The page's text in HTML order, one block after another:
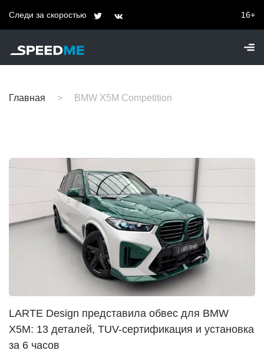
Следи за скоростью 16+
Главная BMW X5M Competition
LARTE Design представила обвес для BMW
X5M: 13 деталей, TUV-сертификация и установка
за 6 часов